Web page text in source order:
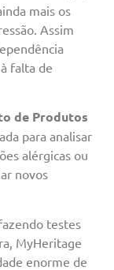
mais os
Assim
falta de
de Produtos
para analisar
alérgicas ou
novos
testes
MyHeritage
enorme de